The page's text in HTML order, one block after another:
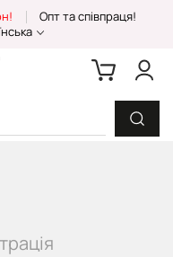
Опт та співпраця!